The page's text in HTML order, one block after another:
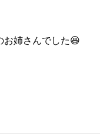
お姉さんでした😆